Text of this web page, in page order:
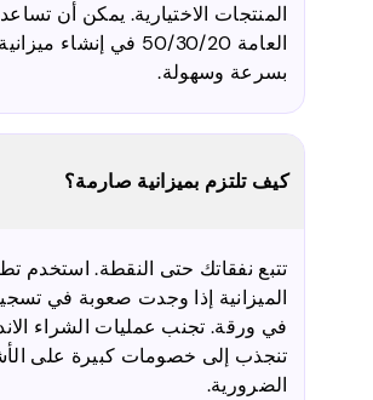
المنتجات الاختيارية. يمكن أن
العامة 50/30/20 في إنشاء
بسرعة وسهولة.
كيف تلتزم بميزانية صارمة؟
تتبع نفقاتك حتى النقطة. استخدم
الميزانية إذا وجدت صعوبة في
في ورقة. تجنب عمليات الشراء
تنجذب إلى خصومات كبيرة على
الضرورية.